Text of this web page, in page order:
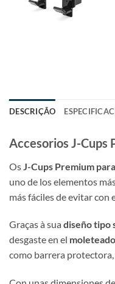
DESCRIÇÃO
Accesorios J-Cups
Os J-Cups Premium
uno de los elementos
más fáciles de evitar con
Graças à sua diseño tipo
desgaste en el moleteado
como barrera